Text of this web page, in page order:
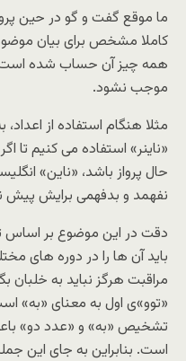
ما موقع گفت و گو در حین
کاملا مشخص برای بیان
همه چیز آن حساب شده است
موجب نشود.
مثلا هنگام استفاده از
«ناینر» استفاده می کنیم تا
حال پرواز باشد، «ناین»
نفهمد و بدفهمی برایش پیش
دقت در این موضوع بر اساس
باید آن ها را در دوره های
مراقبت هرگز نباید به خلبان
«توو»ی اول به معنای «به»
تشخیص «به» و «عدد دو»
است. بنابراین به جای این